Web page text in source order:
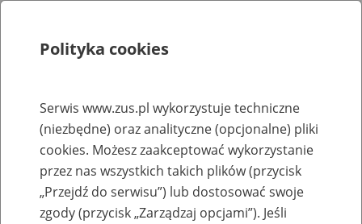
Rejestry, ewidencje i archiwa
Baza zlikwidowanych lub
przekształconych zakładów pracy
Polityka cookies
Serwis www.zus.pl wykorzystuje techniczne
(niezbędne) oraz analityczne (opcjonalne) pliki
cookies. Możesz zaakceptować wykorzystanie
przez nas wszystkich takich plików (przycisk
„Przejdź do serwisu”) lub dostosować swoje
zgody (przycisk „Zarządzaj opcjami”). Jeśli